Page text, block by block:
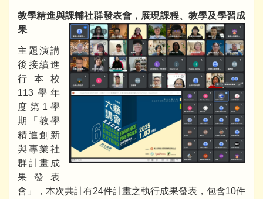
教學精進與課輔社群發表會，展現課程、教學及學習成
果
主題演講
後接續進
行本校
113學年
度第1學
期「教學
精進創新
與專業社
群計畫成
果發表
會」，本次共計有24件計畫之執行成果發表，包含10件